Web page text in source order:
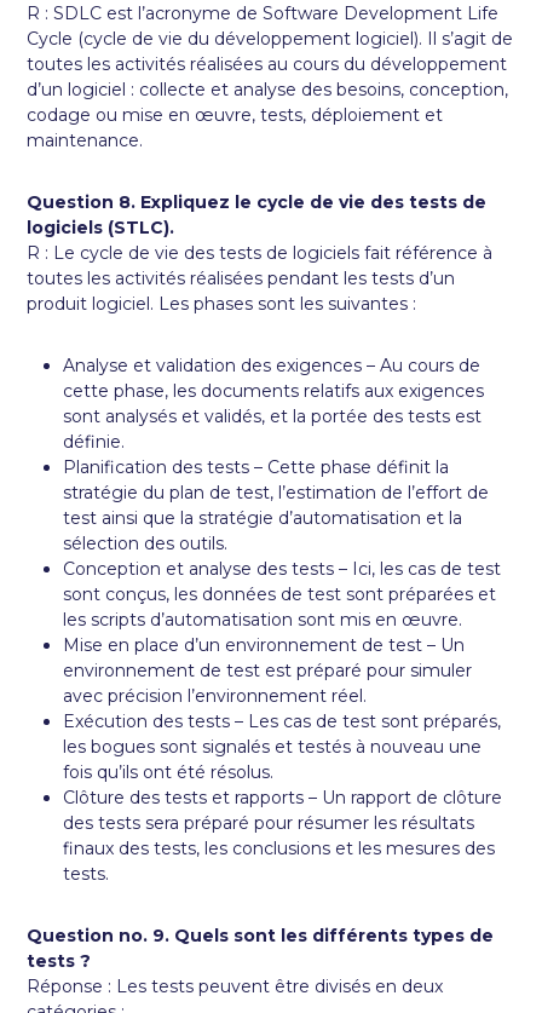
R : SDLC est l’acronyme de Software Development Life
Cycle (cycle de vie du développement logiciel). Il s’agit de
toutes les activités réalisées au cours du développement
d’un logiciel : collecte et analyse des besoins, conception,
codage ou mise en œuvre, tests, déploiement et
maintenance.
Question 8. Expliquez le cycle de vie des tests de
logiciels (STLC).
R : Le cycle de vie des tests de logiciels fait référence à
toutes les activités réalisées pendant les tests d’un
produit logiciel. Les phases sont les suivantes :
Analyse et validation des exigences – Au cours de
cette phase, les documents relatifs aux exigences
sont analysés et validés, et la portée des tests est
définie.
Planification des tests – Cette phase définit la
stratégie du plan de test, l’estimation de l’effort de
test ainsi que la stratégie d’automatisation et la
sélection des outils.
Conception et analyse des tests – Ici, les cas de test
sont conçus, les données de test sont préparées et
les scripts d’automatisation sont mis en œuvre.
Mise en place d’un environnement de test – Un
environnement de test est préparé pour simuler
avec précision l’environnement réel.
Exécution des tests – Les cas de test sont préparés,
les bogues sont signalés et testés à nouveau une
fois qu’ils ont été résolus.
Clôture des tests et rapports – Un rapport de clôture
des tests sera préparé pour résumer les résultats
finaux des tests, les conclusions et les mesures des
tests.
Question no. 9. Quels sont les différents types de
tests ?
Réponse : Les tests peuvent être divisés en deux